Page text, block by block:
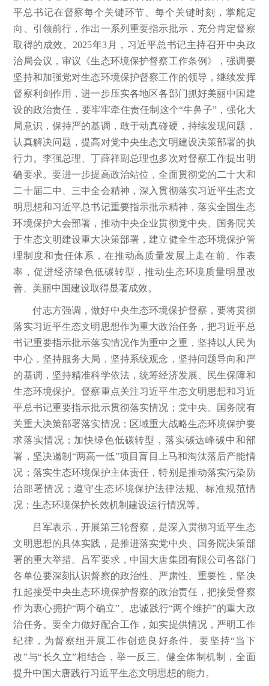
平总书记在督察每个关键环节、每个关键时刻，掌舵定
向、引领前行，作出一系列重要指示批示，充分肯定督察
取得的成效。2025年3月，习近平总书记主持召开中央政
治局会议，审议《生态环境保护督察工作条例》，强调要
坚持和加强党对生态环境保护督察工作的领导，继续发挥
督察利剑作用，进一步压实各地区各部门抓好美丽中国建
设的政治责任，要牢牢牵住责任制这个“牛鼻子”，强化大
局意识，保持严的基调，敢于动真碰硬，持续发现问题，
认真解决问题，提高对党中央生态文明建设决策部署的执
行力。李强总理、丁薛祥副总理也多次对督察工作提出明
确要求。要进一步提高政治站位，全面贯彻党的二十大和
二十届二中、三中全会精神，深入贯彻落实习近平生态文
明思想和习近平总书记重要指示批示精神，落实全国生态
环境保护大会部署，推动中央企业贯彻党中央、国务院关
于生态文明建设重大决策部署，建立健全生态环境保护管
理制度和责任体系，在推动高质量发展上走在前、作表
率，促进经济绿色低碳转型，推动生态环境质量明显改
善、美丽中国建设取得显著成效。
付志方强调，做好中央生态环境保护督察，要将贯彻
落实习近平生态文明思想作为重大政治任务，把习近平总
书记重要指示批示落实情况作为重中之重，坚持以人民为
中心，坚持服务大局，坚持系统观念，坚持问题导向和严
的基调，坚持精准科学依法，统筹经济发展、民生保障和
生态环境保护。督察重点关注习近平生态文明思想和习近
平总书记重要指示批示贯彻落实情况；党中央、国务院有
关重大决策部署落实情况；区域重大战略生态环境保护要
求落实情况；加快绿色低碳转型，落实碳达峰碳中和部
署，坚决遏制“两高一低”项目盲目上马和淘汰落后产能情
况；落实生态环境保护主体责任，特别是推动落实污染防
治部署情况；遵守生态环境保护法律法规、标准规范情
况；生态环境保护长效机制建设运行情况等。
吕军表示，开展第三轮督察，是深入贯彻习近平生态
文明思想的具体实践，是推进落实党中央、国务院决策部
署的重大举措。吕军要求，中国大唐集团有限公司各部门
各单位要深刻认识督察的政治性、严肃性、重要性，坚决
扛起接受中央生态环境保护督察的政治责任，把接受督察
作为衷心拥护“两个确立”、忠诚践行“两个维护”的重大政
治任务。要全力做好配合工作，如实提供情况，严明工作
纪律，为督察组开展工作创造良好条件。要坚持“当下
改”与“长久立”相结合，举一反三、健全体制机制，全面
提升中国大唐践行习近平生态文明思想的能力。